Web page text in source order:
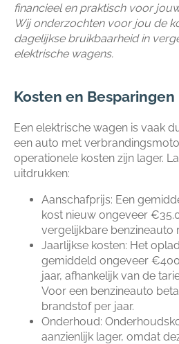
financieel en praktisch voor
Wij onderzochten voor jou de
dagelijkse bruikbaarheid in
elektrische wagens.
Kosten en Besparingen
Een elektrische wagen is vaak
een auto met
operationele kosten zijn lager.
uitdrukken:
Aanschafprijs: Een
kost nieuw ongeveer
vergelijkbare benzineauto
Jaarlijkse kosten: Het
gemiddeld ongeveer
jaar, afhankelijk van de
Voor een benzineauto
brandstof per jaar.
Onderhoud:
aanzienlijk lager, omdat